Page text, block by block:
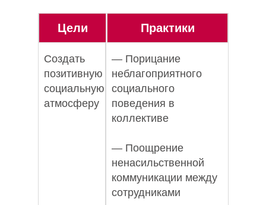
Цели
Создать
позитивную
социальную
атмосферу
Практики
— Порицание
неблагоприятного
социального
поведения в
коллективе
— Поощрение
ненасильственной
коммуникации между
сотрудниками